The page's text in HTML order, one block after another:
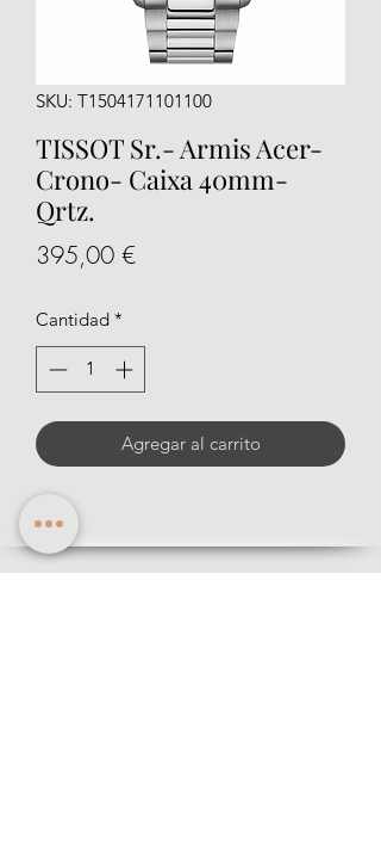
SKU: T1504171101100
TISSOT Sr.- Armis Acer-
Crono- Caixa 40mm-
Qrtz.
395,00 €Precio
Cantidad *
Agregar al carrito